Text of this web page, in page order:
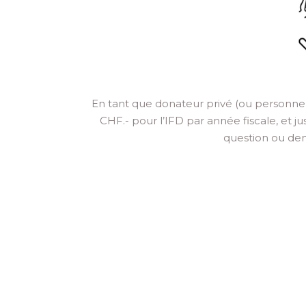
En tant que donateur privé (ou
CHF.- pour l’IFD par année fiscale, et
question ou